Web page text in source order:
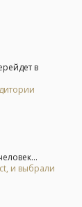
в
и выбрали